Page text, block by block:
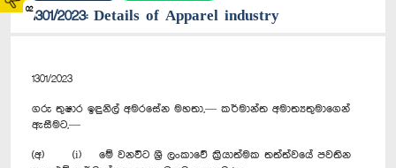
021301/2023: Details of Apparel industry
1301/2023
ගරු තුෂාර ඉඳුනිල් අමරසේන මහතා,— කර්මාන්ත අමාත්‍යතුමාගෙන්
ඇසීමට,—
(අ) (i) මේ වනවිට ශ්‍රී ලංකාවේ ක්‍රියාත්මක තත්ත්වයේ පවතින